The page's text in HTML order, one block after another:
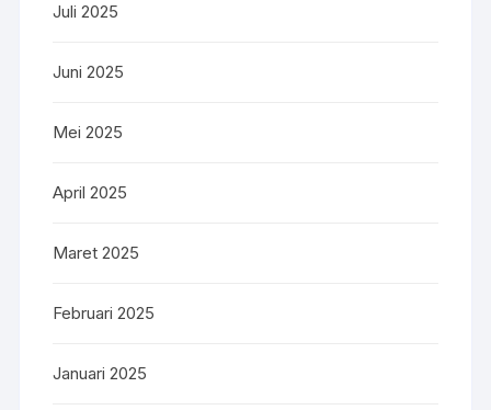
Juli 2025
Juni 2025
Mei 2025
April 2025
Maret 2025
Februari 2025
Januari 2025